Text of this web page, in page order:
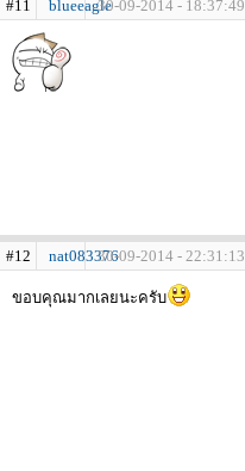
#11 blueeagle30-09-2014 - 18:37:49
#12 nat08337630-09-2014 - 22:31:13
ขอบคุณมากเลยนะครับ